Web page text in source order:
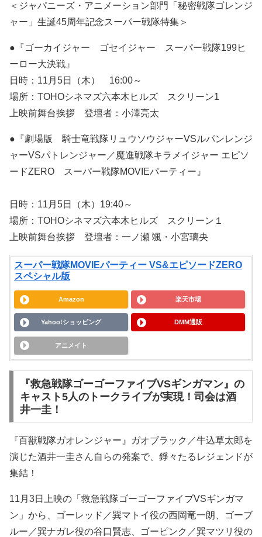
＜ジャパニーズ・アニメーション部門「秘密戦隊ゴレンジ
ャー」生誕45周年記念スーパー戦隊特集＞
●『ゴーカイジャー ゴセイジャー スーパー戦隊199ヒ
ーロー大決戦』
日時：11月5日（木） 16:00～
場所：TOHOシネマズ六本木ヒルズ スクリーン1
上映前舞台挨拶 登壇者：小澤亮太
●『劇場版 騎士竜戦隊リュウソウジャーVSルパンレンジ
ャーVSパトレンジャー／魔進戦隊キラメイジャー エピソ
ードZERO スーパー戦隊MOVIEパーティー』
日時：11月5日（木）19:40～
場所：TOHOシネマズ六本木ヒルズ スクリーン１
上映前舞台挨拶 登壇者：一ノ瀬 颯・小宮璃央
スーパー戦隊MOVIEパーティー VS&エピソードZERO
スペシャル版
Amazon 楽天市場
Yahoo!ショッピング DMM通販
アニメイト
『救急戦隊ゴーゴーファイブVSギンガマン』の
キャスト5人のトークライブが実現！司会は酒
井一圭！
『百獣戦隊ガオレンジャー』ガオブラック／牛込草太郎を
演じた酒井一圭さん自らの発案で、錚々たるレジェンドが
集結！
11月3日上映の「救急戦隊ゴーゴーファイブVSギンガマ
ン」から、ゴーレッド／巽マトイ役の西岡竜一朗、ゴーブ
ルー／巽ナガレ役の谷口賢志、ゴーピンク／巽マツリ役の